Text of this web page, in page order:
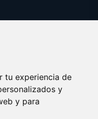
tu experiencia de
y
y para